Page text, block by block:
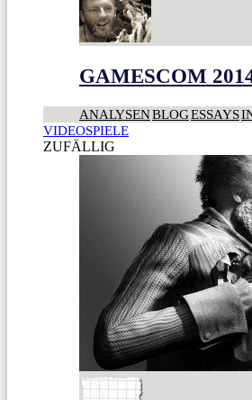
GAMESCOM
ANALYSENBLOGESSAYS
VIDEOSPIELE
ZUFÄLLIG